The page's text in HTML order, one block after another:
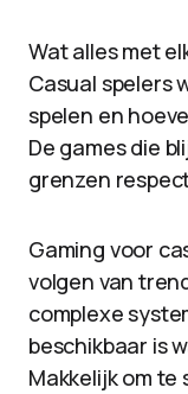
Wat alles met
Casual spelers
spelen en
De games die
grenzen
Gaming voor
volgen van
complexe
beschikbaar is
Makkelijk om te